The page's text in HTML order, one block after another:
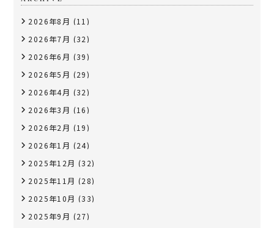
2026年8月 (11)
2026年7月 (32)
2026年6月 (39)
2026年5月 (29)
2026年4月 (32)
2026年3月 (16)
2026年2月 (19)
2026年1月 (24)
2025年12月 (32)
2025年11月 (28)
2025年10月 (33)
2025年9月 (27)